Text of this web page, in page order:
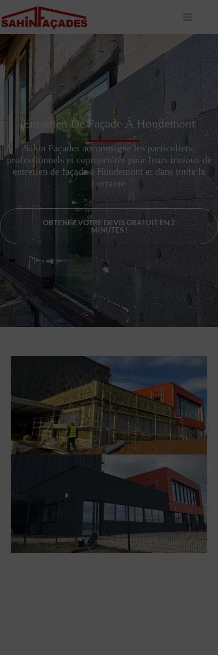
Entretien De Façade À Houdemont
Sahin Façades accompagne les particuliers,
professionnels et copropriétés pour leurs travaux de
entretien de façade à Houdemont et dans toute la
Lorraine
OBTENEZ VOTRE DEVIS GRATUIT EN 2
MINUTES !